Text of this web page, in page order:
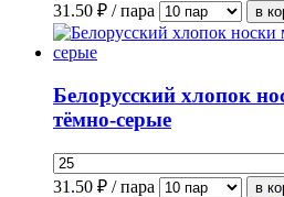
31.50 ₽ / пара
Белорусский хлопок
тёмно-серые
31.50 ₽ / пара